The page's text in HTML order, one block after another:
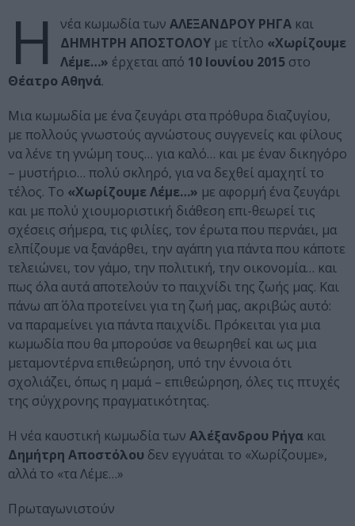
Η νέα κωμωδία των ΑΛΕΞΑΝΔΡΟΥ ΡΗΓΑ και
ΔΗΜΗΤΡΗ ΑΠΟΣΤΟΛΟΥ με τίτλο «Χωρίζουμε
Λέμε…» έρχεται από 10 Ιουνίου 2015 στο
Θέατρο Αθηνά.
Μια κωμωδία με ένα ζευγάρι στα πρόθυρα διαζυγίου,
με πολλούς γνωστούς αγνώστους συγγενείς και φίλους
να λένε τη γνώμη τους… για καλό… και με έναν δικηγόρο
– μυστήριο… πολύ σκληρό, για να δεχθεί αμαχητί το
τέλος. Το «Χωρίζουμε Λέμε…» με αφορμή ένα ζευγάρι
και με πολύ χιουμοριστική διάθεση επι-θεωρεί τις
σχέσεις σήμερα, τις φιλίες, τον έρωτα που περνάει, μα
ελπίζουμε να ξανάρθει, την αγάπη για πάντα που κάποτε
τελειώνει, τον γάμο, την πολιτική, την οικονομία… και
πως όλα αυτά αποτελούν το παιχνίδι της ζωής μας. Και
πάνω απ΄ όλα προτείνει για τη ζωή μας, ακριβώς αυτό:
να παραμείνει για πάντα παιχνίδι. Πρόκειται για μια
κωμωδία που θα μπορούσε να θεωρηθεί και ως μια
μεταμοντέρνα επιθεώρηση, υπό την έννοια ότι
σχολιάζει, όπως η μαμά – επιθεώρηση, όλες τις πτυχές
της σύγχρονης πραγματικότητας.
Η νέα καυστική κωμωδία των Αλέξανδρου Ρήγα και
Δημήτρη Αποστόλου δεν εγγυάται το «Χωρίζουμε»,
αλλά το «τα Λέμε…»
Πρωταγωνιστούν